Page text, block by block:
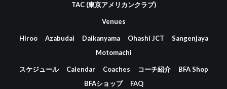
TAC (東京アメリカンクラブ)
Venues
Hiroo Azabudai Daikanyama Ohashi JCT
Sangenjaya
Motomachi
スケジュール Calendar Coaches コーチ紹介
BFA Shop
BFAショップ
FAQ